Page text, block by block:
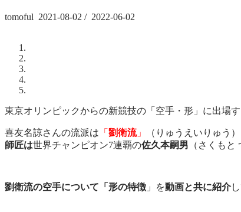
tomoful 2021-08-02 / 2022-06-02
東京オリンピックからの新競技の「空手・形」に出場す
喜友名諒さんの流派は 「 劉衛流」
（りゅうえいりゅう）
師匠は世界チャンピオン7連覇の佐久本嗣男 （さくもと
劉衛流の空手について 「形の特徴 」を動画と共に紹介